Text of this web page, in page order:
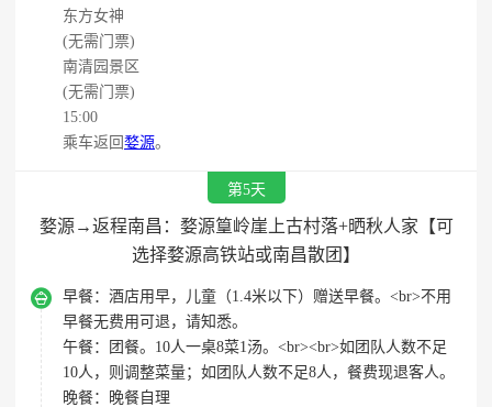
东方女神
(无需门票)
南清园景区
(无需门票)
15:00
乘车返回 婺源。
第5天
婺源→返程南昌：婺源篁岭崖上古村落+晒秋人家【可
选择婺源高铁站或南昌散团】
 早餐： 酒店用早，儿童（1.4米以下）赠送早餐。<br>不用
早餐无费用可退，请知悉。
午餐：
团餐。10人一桌8菜1汤。<br><br>如团队人数不足
10人，则调整菜量；如团队人数不足8人，餐费现退客人。
晚餐：
晚餐自理